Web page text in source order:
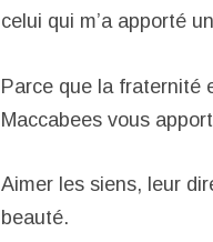
celui qui m’a apporté
Parce que la fraternité
Maccabees vous
Aimer les siens, leur
beauté.